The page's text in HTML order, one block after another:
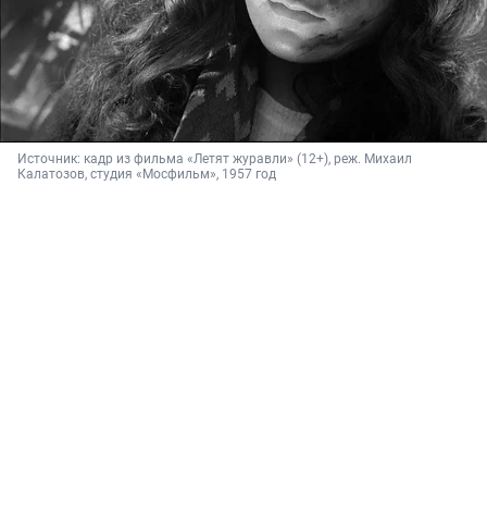
Источник: кадр из фильма «Летят журавли» (12+), реж. Михаил
Калатозов, студия «Мосфильм», 1957 год